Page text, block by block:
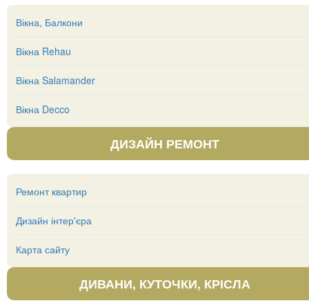
Вікна, Балкони
Вікна Rehau
Вікна Salamander
Вікна Decco
ДИЗАЙН РЕМОНТ
Ремонт квартир
Дизайн інтер'єра
Карта сайту
ДИВАНИ, КУТОЧКИ, КРІСЛА